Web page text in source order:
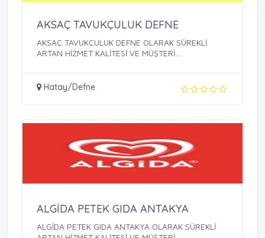
AKSAÇ TAVUKÇULUK DEFNE
AKSAÇ TAVUKÇULUK DEFNE OLARAK SÜREKLİ
ARTAN HİZMET KALİTESİ VE MÜŞTERİ
Hatay/Defne
ALGİDA PETEK GIDA ANTAKYA
ALGİDA PETEK GIDA ANTAKYA OLARAK SÜREKLİ